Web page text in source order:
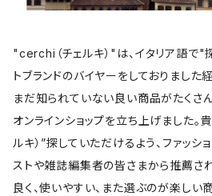
"cerchi（チェルキ）"は、イタリア語で"
トブランドのバイヤーをしておりました
まだ知られていない良い商品がたくさ
オンラインショップを立ち上げました。
ルキ）”探していただけるよう、ファッシ
ストや雑誌編集者の皆さまから推薦さ
良く、使いやすい、また選ぶのが楽しい